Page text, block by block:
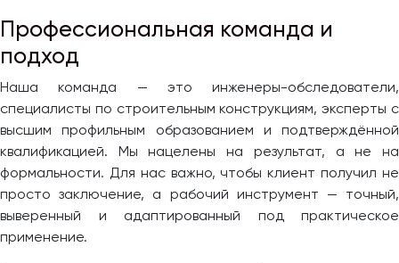
Профессиональная команда и
подход
Наша команда — это инженеры-обследователи,
специалисты по строительным конструкциям, эксперты с
высшим профильным образованием и подтверждённой
квалификацией. Мы нацелены на результат, а не на
формальности. Для нас важно, чтобы клиент получил не
просто заключение, а рабочий инструмент — точный,
выверенный и адаптированный под практическое
применение.